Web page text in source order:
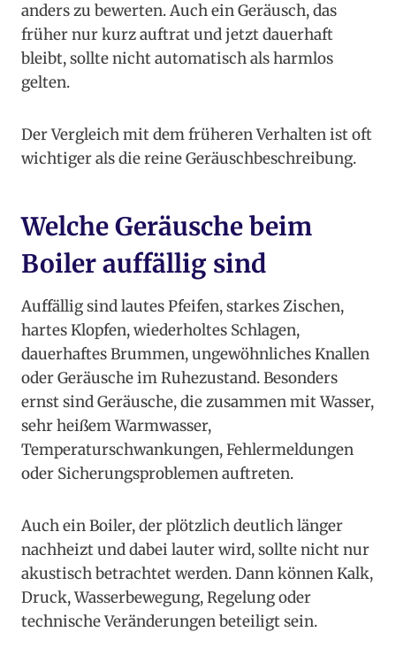
anders zu bewerten. Auch ein Geräusch, das
früher nur kurz auftrat und jetzt dauerhaft
bleibt, sollte nicht automatisch als harmlos
gelten.
Der Vergleich mit dem früheren Verhalten ist oft
wichtiger als die reine Geräuschbeschreibung.
Welche Geräusche beim
Boiler auffällig sind
Auffällig sind lautes Pfeifen, starkes Zischen,
hartes Klopfen, wiederholtes Schlagen,
dauerhaftes Brummen, ungewöhnliches Knallen
oder Geräusche im Ruhezustand. Besonders
ernst sind Geräusche, die zusammen mit Wasser,
sehr heißem Warmwasser,
Temperaturschwankungen, Fehlermeldungen
oder Sicherungsproblemen auftreten.
Auch ein Boiler, der plötzlich deutlich länger
nachheizt und dabei lauter wird, sollte nicht nur
akustisch betrachtet werden. Dann können Kalk,
Druck, Wasserbewegung, Regelung oder
technische Veränderungen beteiligt sein.